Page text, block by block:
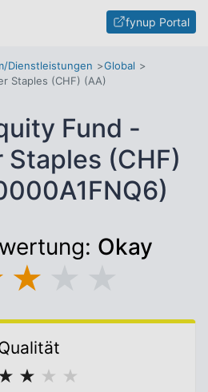
fynup Portal
Dienstleistungen
Global
Staples (CHF) (AA)
Fund -
Staples (CHF)
Okay
★
★ ★ ★